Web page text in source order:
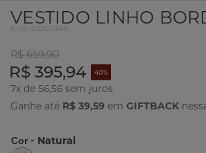
VESTIDO LINHO
(Cód. 05202348
R$ 659,90
R$ 395,94 40%
7x de 56,56
Ganhe até R$ 39,59 em GIFTBACK
Cor - Natural